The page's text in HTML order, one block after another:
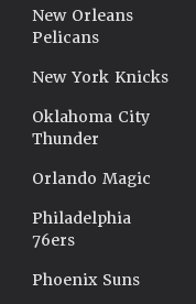
New Orleans
Pelicans
New York Knicks
Oklahoma City
Thunder
Orlando Magic
Philadelphia
76ers
Phoenix Suns